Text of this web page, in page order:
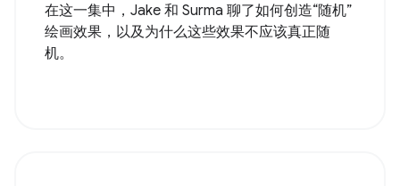
在这一集中，Jake 和 Surma 聊了如何创造“随机”
绘画效果，以及为什么这些效果不应该真正随
机。